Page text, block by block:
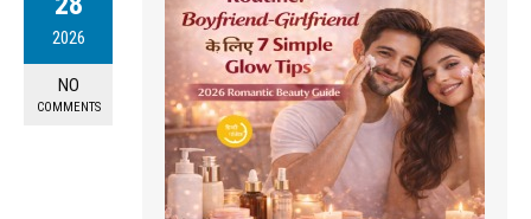
2026
NO
COMMENTS